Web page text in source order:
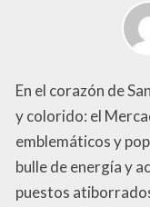
En el corazón de
y colorido: el
emblemáticos y
bulle de energía y
puestos